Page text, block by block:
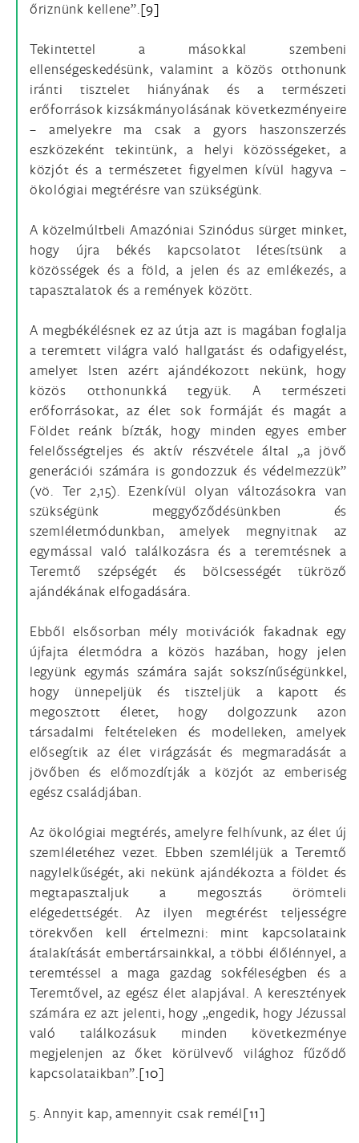
őriznünk kellene”.[9]
Tekintettel a másokkal szembeni
ellenségeskedésünk, valamint a közös otthonunk
iránti tisztelet hiányának és a természeti
erőforrások kizsákmányolásának következményeire
– amelyekre ma csak a gyors haszonszerzés
eszközeként tekintünk, a helyi közösségeket, a
közjót és a természetet figyelmen kívül hagyva –
ökológiai megtérésre van szükségünk.
A közelmúltbeli Amazóniai Szinódus sürget minket,
hogy újra békés kapcsolatot létesítsünk a
közösségek és a föld, a jelen és az emlékezés, a
tapasztalatok és a remények között.
A megbékélésnek ez az útja azt is magában foglalja
a teremtett világra való hallgatást és odafigyelést,
amelyet Isten azért ajándékozott nekünk, hogy
közös otthonunkká tegyük. A természeti
erőforrásokat, az élet sok formáját és magát a
Földet reánk bízták, hogy minden egyes ember
felelősségteljes és aktív részvétele által „a jövő
generációi számára is gondozzuk és védelmezzük”
(vö. Ter 2,15). Ezenkívül olyan változásokra van
szükségünk meggyőződésünkben és
szemléletmódunkban, amelyek megnyitnak az
egymással való találkozásra és a teremtésnek a
Teremtő szépségét és bölcsességét tükröző
ajándékának elfogadására.
Ebből elsősorban mély motivációk fakadnak egy
újfajta életmódra a közös hazában, hogy jelen
legyünk egymás számára saját sokszínűségünkkel,
hogy ünnepeljük és tiszteljük a kapott és
megosztott életet, hogy dolgozzunk azon
társadalmi feltételeken és modelleken, amelyek
elősegítik az élet virágzását és megmaradását a
jövőben és előmozdítják a közjót az emberiség
egész családjában.
Az ökológiai megtérés, amelyre felhívunk, az élet új
szemléletéhez vezet. Ebben szemléljük a Teremtő
nagylelkűségét, aki nekünk ajándékozta a földet és
megtapasztaljuk a megosztás örömteli
elégedettségét. Az ilyen megtérést teljességre
törekvően kell értelmezni: mint kapcsolataink
átalakítását embertársainkkal, a többi élőlénnyel, a
teremtéssel a maga gazdag sokféleségben és a
Teremtővel, az egész élet alapjával. A keresztények
számára ez azt jelenti, hogy „engedik, hogy Jézussal
való találkozásuk minden következménye
megjelenjen az őket körülvevő világhoz fűződő
kapcsolataikban”.[10]
5. Annyit kap, amennyit csak remél[11]